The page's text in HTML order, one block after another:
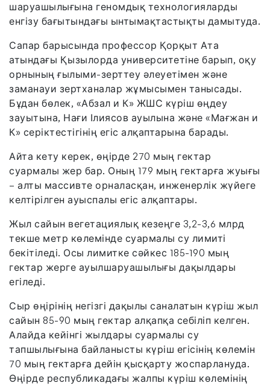
шаруашылығына геномдық технологияларды
енгізу бағытындағы ынтымақтастықты дамытуда.
Сапар барысында профессор Қорқыт Ата
атындағы Қызылорда университетіне барып, оқу
орнының ғылыми-зерттеу әлеуетімен және
заманауи зертханалар жұмысымен танысады.
Бұдан бөлек, «Абзал и К» ЖШС күріш өңдеу
зауытына, Нағи Ілиясов ауылына және «Мағжан и
К» серіктестігінің егіс алқаптарына барады.
Айта кету керек, өңірде 270 мың гектар
суармалы жер бар. Оның 179 мың гектарға жуығы
– алты массивте орналасқан, инженерлік жүйеге
келтірілген ауыспалы егіс алқаптары.
Жыл сайын вегетациялық кезеңге 3,2-3,6 млрд
текше метр көлемінде суармалы су лимиті
бекітіледі. Осы лимитке сәйкес 185-190 мың
гектар жерге ауылшаруашылығы дақылдары
егіледі.
Сыр өңірінің негізгі дақылы саналатын күріш жыл
сайын 85-90 мың гектар алқапқа себіліп келген.
Алайда кейінгі жылдары суармалы су
тапшылығына байланысты күріш егісінің көлемін
70 мың гектарға дейін қысқарту жоспарлануда.
Өңірде республикадағы жалпы күріш көлемінің